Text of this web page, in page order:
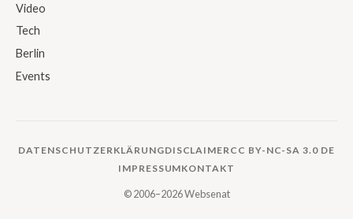
Video
Tech
Berlin
Events
DATENSCHUTZERKLÄRUNGDISCLAIMERCC BY-NC-SA 3.0 DE
IMPRESSUMKONTAKT
© 2006–2026 Websenat